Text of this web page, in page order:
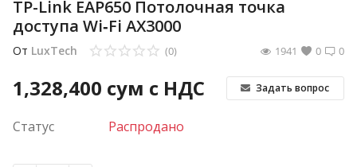
TP-Link EAP650 Потолочная точка
доступа Wi‑Fi AX3000
От LuxTech 0
(0) 0
1941
1,328,400 сум с НДС Задать вопрос
Статус Распродано